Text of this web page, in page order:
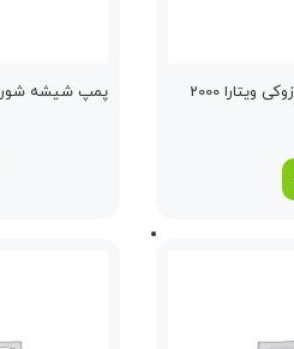
2000 پمپ شیشه شور